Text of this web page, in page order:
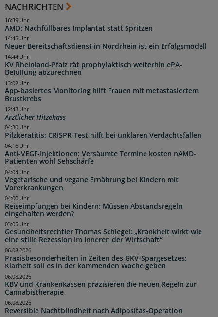
NACHRICHTEN
AMD: Nachfüllbares Implantat statt Spritzen
16:39 Uhr
Neuer Bereitschaftsdienst in Nordrhein ist ein Erfolgsmodell
14:45 Uhr
KV Rheinland-Pfalz rät prophylaktisch weiterhin ePA-
Befüllung abzurechnen
14:44 Uhr
App-basiertes Monitoring hilft Frauen mit metastasiertem
Brustkrebs
13:02 Uhr
Ärztlicher Hitzehass
12:43 Uhr
Pilzkeratitis: CRISPR-Test hilft bei unklaren Verdachtsfällen
04:30 Uhr
Anti-VEGF-Injektionen: Versäumte Termine kosten nAMD-
Patienten wohl Sehschärfe
04:16 Uhr
Vegetarische und vegane Ernährung bei Kindern mit
Vorerkrankungen
04:04 Uhr
Reiseimpfungen bei Kindern: Müssen Abstandsregeln
eingehalten werden?
04:00 Uhr
Gesundheitsrechtler Thomas Schlegel: „Krankheit wirkt wie
eine stille Rezession im Inneren der Wirtschaft“
03:05 Uhr
Praxisbesonderheiten in Zeiten des GKV-Spargesetzes:
Klarheit soll es in der kommenden Woche geben
06.08.2026
KBV und Krankenkassen präzisieren die neuen Regeln zur
Cannabistherapie
06.08.2026
Reversible Nachtblindheit nach Adipositas-Operation
06.08.2026